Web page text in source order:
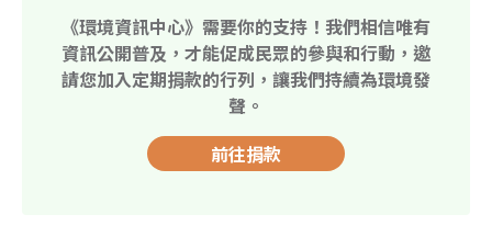
《環境資訊中心》需要你的支持！我們相信唯有
資訊公開普及，才能促成民眾的參與和行動，邀
請您加入定期捐款的行列，讓我們持續為環境發
聲。
前往捐款